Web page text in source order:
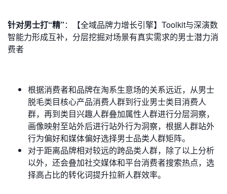
针对男士打“精”：【全域品牌力增长引擎】Toolkit与深演数
智能力形成互补，分层挖掘对场景有真实需求的男士潜力消
费者
根据消费者和品牌在淘系生意场的关系远近，从男士
脱毛类目核心产品消费人群到行业男士类目消费人
群，再到类目兴趣人群叠加属性人群进行分层洞察，
画像映射至站外后进行站外行为洞察，根据人群站外
行为偏好和媒体偏好选择男士品类人群矩阵。
对于距离品牌相对较远的跨品类人群，除了以上分析
以外，还会叠加社交媒体和平台消费者搜索热点，选
择高占比的转化词提升拉新人群效率。